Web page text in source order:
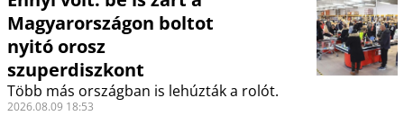
Magyarországon boltot
nyitó orosz
szuperdiszkont
Több más országban is lehúzták a rolót.
2026.08.09 18:53